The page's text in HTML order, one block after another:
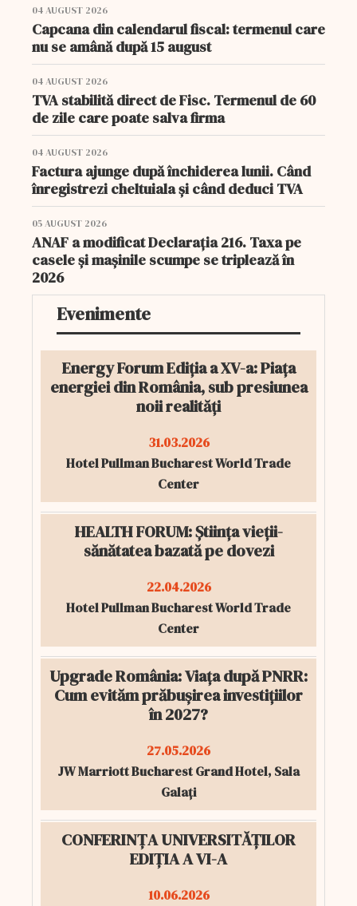
04 AUGUST 2026
Capcana din calendarul fiscal: termenul care
nu se amână după 15 august
04 AUGUST 2026
TVA stabilită direct de Fisc. Termenul de 60
de zile care poate salva firma
04 AUGUST 2026
Factura ajunge după închiderea lunii. Când
înregistrezi cheltuiala și când deduci TVA
05 AUGUST 2026
ANAF a modificat Declarația 216. Taxa pe
casele și mașinile scumpe se triplează în
2026
Evenimente
Energy Forum Ediția a XV-a: Piața
energiei din România, sub presiunea
noii realități
31.03.2026
Hotel Pullman Bucharest World Trade
Center
HEALTH FORUM: Știința vieții-
sănătatea bazată pe dovezi
22.04.2026
Hotel Pullman Bucharest World Trade
Center
Upgrade România: Viața după PNRR:
Cum evităm prăbușirea investițiilor
în 2027?
27.05.2026
JW Marriott Bucharest Grand Hotel, Sala
Galați
CONFERINȚA UNIVERSITĂȚILOR
EDIȚIA A VI-A
10.06.2026